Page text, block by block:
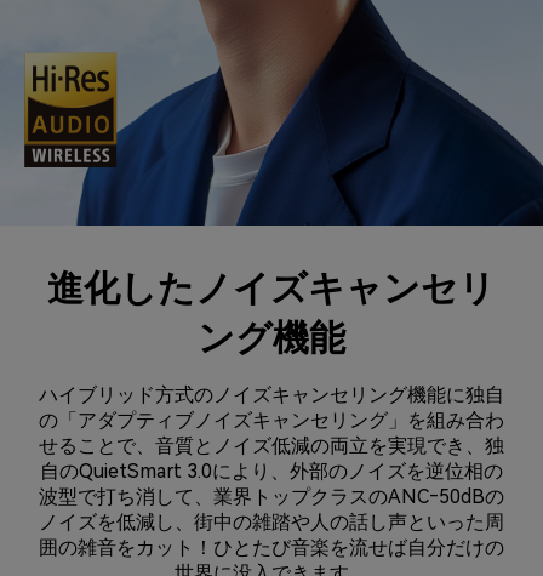
進化したノイズキャンセリ
ング機能
ハイブリッド方式のノイズキャンセリング機能に独自
の「アダプティブノイズキャンセリング」を組み合わ
せることで、音質とノイズ低減の両立を実現でき、独
自のQuietSmart 3.0により、外部のノイズを逆位相の
波型で打ち消して、業界トップクラスのANC‐50dBの
ノイズを低減し、街中の雑踏や人の話し声といった周
囲の雑音をカット！ひとたび音楽を流せば自分だけの